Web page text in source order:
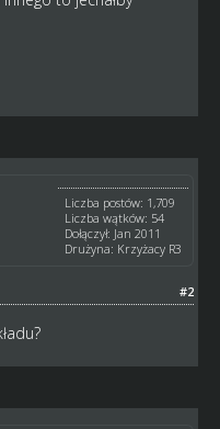
Liczba postów: 1,709
Liczba wątków: 54
Dołączył: Jan 2011
Drużyna: Krzyżacy R3
#2